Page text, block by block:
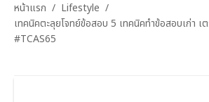
หน้าแรก / Lifestyle /
เทคนิคตะลุยโจทย์ข้อสอบ 5 เทคนิคทำข้อสอบเก่า เ
#TCAS65